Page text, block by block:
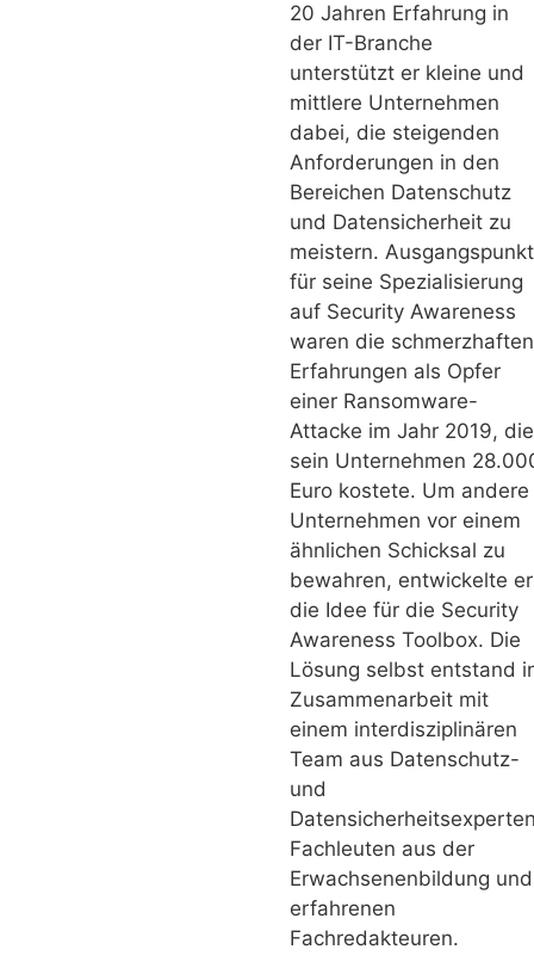
20 Jahren Erfahrung in
der IT-Branche
unterstützt er kleine und
mittlere Unternehmen
dabei, die steigenden
Anforderungen in den
Bereichen Datenschutz
und Datensicherheit zu
meistern. Ausgangspunkt
für seine Spezialisierung
auf Security Awareness
waren die schmerzhaften
Erfahrungen als Opfer
einer Ransomware-
Attacke im Jahr 2019, die
sein Unternehmen
Euro kostete. Um andere
Unternehmen vor einem
ähnlichen Schicksal zu
bewahren, entwickelte er
die Idee für die Security
Awareness Toolbox. Die
Lösung selbst entstand
Zusammenarbeit mit
einem interdisziplinären
Team aus Datenschutz-
und
Fachleuten aus der
Erwachsenenbildung und
erfahrenen
Fachredakteuren.